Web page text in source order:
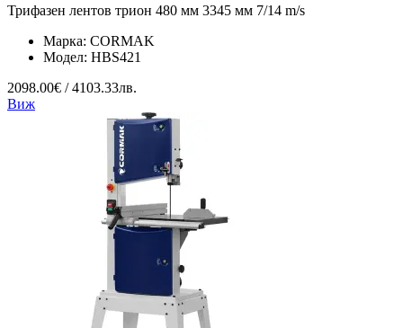
Трифазен лентов трион 480 мм 3345 мм 7/14 m/s
Марка: CORMAK
Модел: HBS421
2098.00€ / 4103.33лв.
Виж